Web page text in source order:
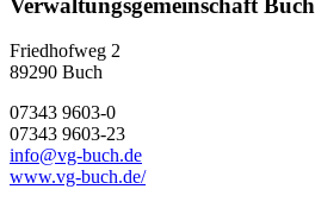
Friedhofweg 2
89290 Buch
07343 9603-0
07343 9603-23
info@vg-buch.de
www.vg-buch.de/